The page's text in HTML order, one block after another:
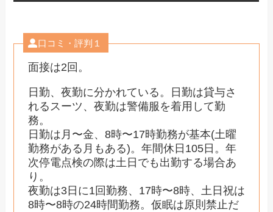
口コミ・評判１
面接は2回。
日勤、夜勤に分かれている。日勤は貸与さ
れるスーツ、夜勤は警備服を着用して勤
務。
日勤は月〜金、8時〜17時勤務が基本(土曜
勤務がある月もある)。年間休日105日。年
次停電点検の際は土日でも出勤する場合あ
り。
夜勤は3日に1回勤務、17時〜8時、土日祝は
8時〜8時の24時間勤務。仮眠は原則禁止だ